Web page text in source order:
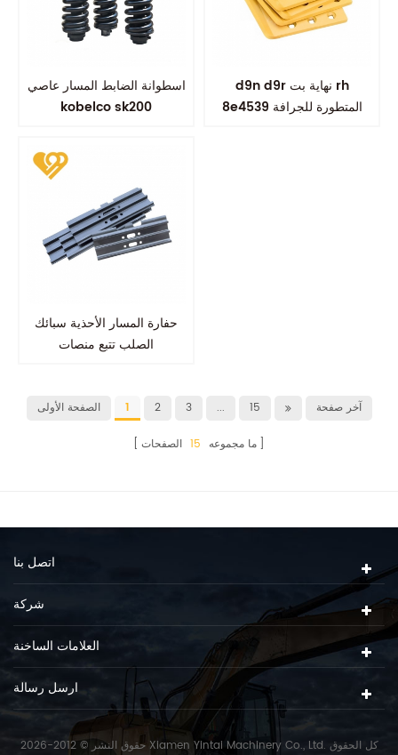
اسطوانة الضابط المسار عاصي
kobelco sk200
d9n d9r نهاية بت rh
8e4539 المتطورة للجرافة
حفارة المسار الأحذية سبائك
الصلب تتبع منصات
الصفحة الأولى 1 2 3 ... 15 آخر صفحة
ما مجموعه 15 الصفحات
اتصل بنا
شركة
العلامات الساخنة
ارسل رسالة
حقوق النشر © 2012-2026 Xiamen Yintai Machinery Co., Ltd. كل الحقوق